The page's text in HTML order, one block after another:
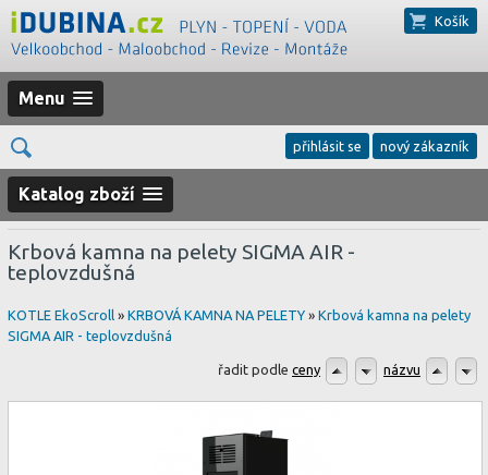
Košík
Menu
přihlásit se nový zákazník
Katalog zboží
Krbová kamna na pelety SIGMA AIR -
teplovzdušná
KOTLE EkoScroll » KRBOVÁ KAMNA NA PELETY » Krbová kamna na pelety
SIGMA AIR - teplovzdušná
řadit podle ceny názvu